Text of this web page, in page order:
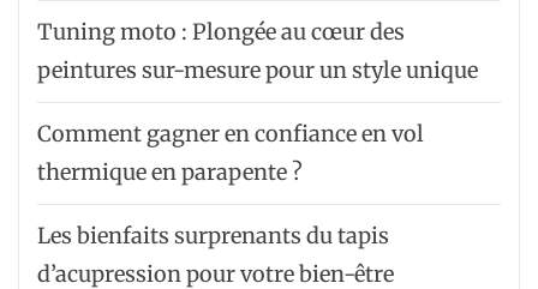
Tuning moto : Plongée au cœur des
peintures sur-mesure pour un style unique
Comment gagner en confiance en vol
thermique en parapente ?
Les bienfaits surprenants du tapis
d’acupression pour votre bien-être